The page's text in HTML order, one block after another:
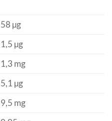
58 µg
1,5 µg
1,3 mg
5,1 µg
9,5 mg